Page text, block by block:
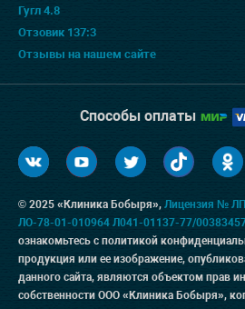
Гугл 4.8
Отзовик 137:3
Отзывы на нашем сайте
Способы оплаты
© 2025 «Клиника Бобыря», Лицензия №
ЛО-78-01-010964 Л041-01137-77/
ознакомьтесь с политикой
продукция или ее изображение,
данного сайта, являются объектом прав
собственности ООО «Клиника Бобыря»,